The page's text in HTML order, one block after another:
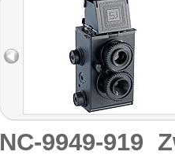
NC-9949-919